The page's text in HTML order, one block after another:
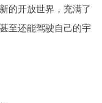
的开放世界，充满了
至还能驾驶自己的宇